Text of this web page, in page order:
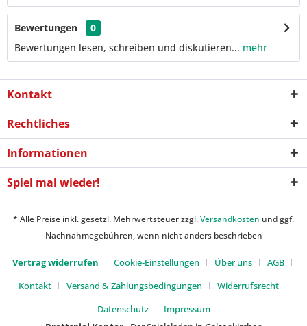
Bewertungen
0
Bewertungen lesen, schreiben und diskutieren... mehr
Kontakt
Rechtliches
Informationen
Spiel mal wieder!
* Alle Preise inkl. gesetzl. Mehrwertsteuer zzgl.Versandkosten und ggf.
Nachnahmegebühren, wenn nicht anders beschrieben
Vertrag widerrufen Cookie-Einstellungen Über uns
AGB
Kontakt
Versand & Zahlungsbedingungen
Widerrufsrecht
Datenschutz
Impressum